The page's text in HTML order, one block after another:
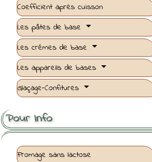
Coefficient après cuisson
Les pâtes de base
Les crémes de base
Les appareils de bases
Glaçage-Confitures
Pour Info
Fromage sans lactose